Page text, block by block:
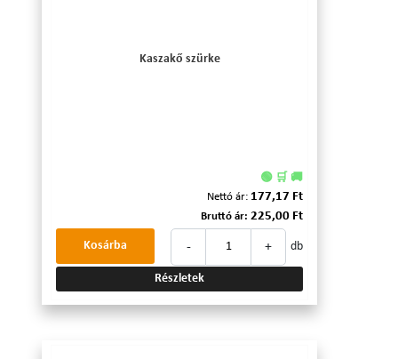
Kaszakő szürke
🟢 🛒 🚚
Nettó ár: 177,17 Ft
Bruttó ár: 225,00 Ft
- + db
Kosárba
Részletek